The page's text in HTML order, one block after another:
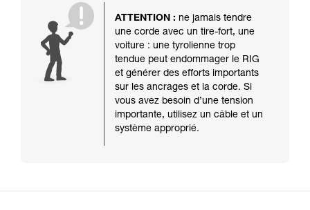
ATTENTION : ne jamais tendre
une corde avec un tire-fort, une
voiture : une tyrolienne trop
tendue peut endommager le RIG
et générer des efforts importants
sur les ancrages et la corde. Si
vous avez besoin d’une tension
importante, utilisez un câble et un
système approprié.